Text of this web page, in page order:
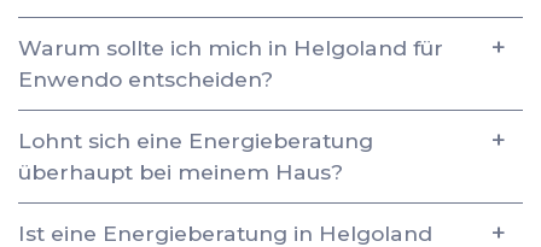
Warum sollte ich mich in Helgoland für
Enwendo entscheiden?
Lohnt sich eine Energieberatung
überhaupt bei meinem Haus?
Ist eine Energieberatung in Helgoland